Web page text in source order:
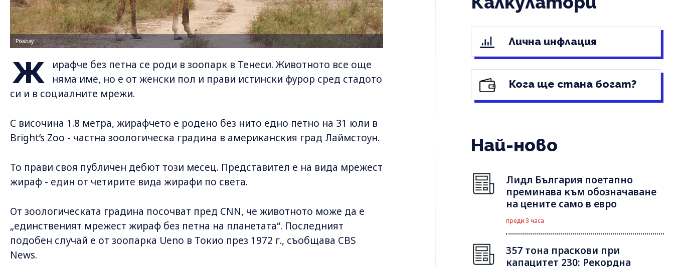
Pixabay
Ж
ирафче без петна се роди в зоопарк в Тенеси. Животното все още
няма име, но е от женски пол и прави истински фурор сред стадото
си и в социалните мрежи.
С височина 1.8 метра, жирафчето е родено без нито едно петно на 31 юли в
Bright’s Zoo - частна зоологическа градина в американския град Лаймстоун.
То прави своя публичен дебют този месец. Представител е на вида мрежест
жираф - един от четирите вида жирафи по света.
От зоологическата градина посочват пред CNN, че животното може да е
„единственият мрежест жираф без петна на планетата“. Последният
подобен случай е от зоопарка Ueno в Токио през 1972 г., съобщава CBS
News.
Лична инфлация
Кога ще стана богат?
Най-ново
Лидл България поетапно
преминава към обозначаване
на цените само в евро
преди 3 часа
357 тона праскови при
капацитет 230: Рекордна